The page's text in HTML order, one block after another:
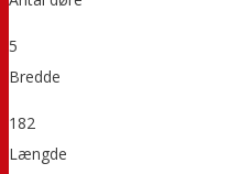
5
Bredde
182
Længde